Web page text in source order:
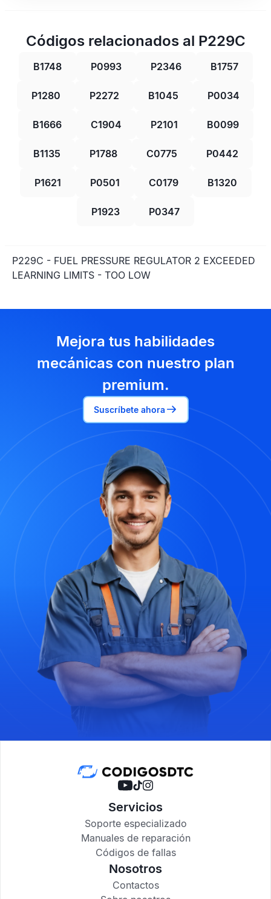
Códigos relacionados al P229C
B1748 P0993 P2346 B1757
P1280 P2272 B1045 P0034
B1666 C1904 P2101 B0099
B1135 P1788 C0775 P0442
P1621 P0501 C0179 B1320
P1923 P0347
P229C - FUEL PRESSURE REGULATOR 2 EXCEEDED
LEARNING LIMITS - TOO LOW
Mejora tus habilidades
mecánicas con nuestro plan
premium.
Suscríbete ahora
Servicios
Soporte especializado
Manuales de reparación
Códigos de fallas
Nosotros
Contactos